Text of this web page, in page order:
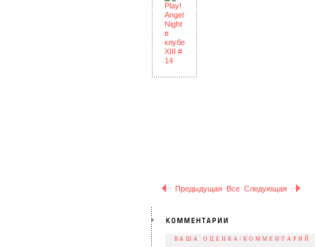
Предыдущая Все Следующая
ВАША ОЦЕНКА/КОММЕНТАРИЙ